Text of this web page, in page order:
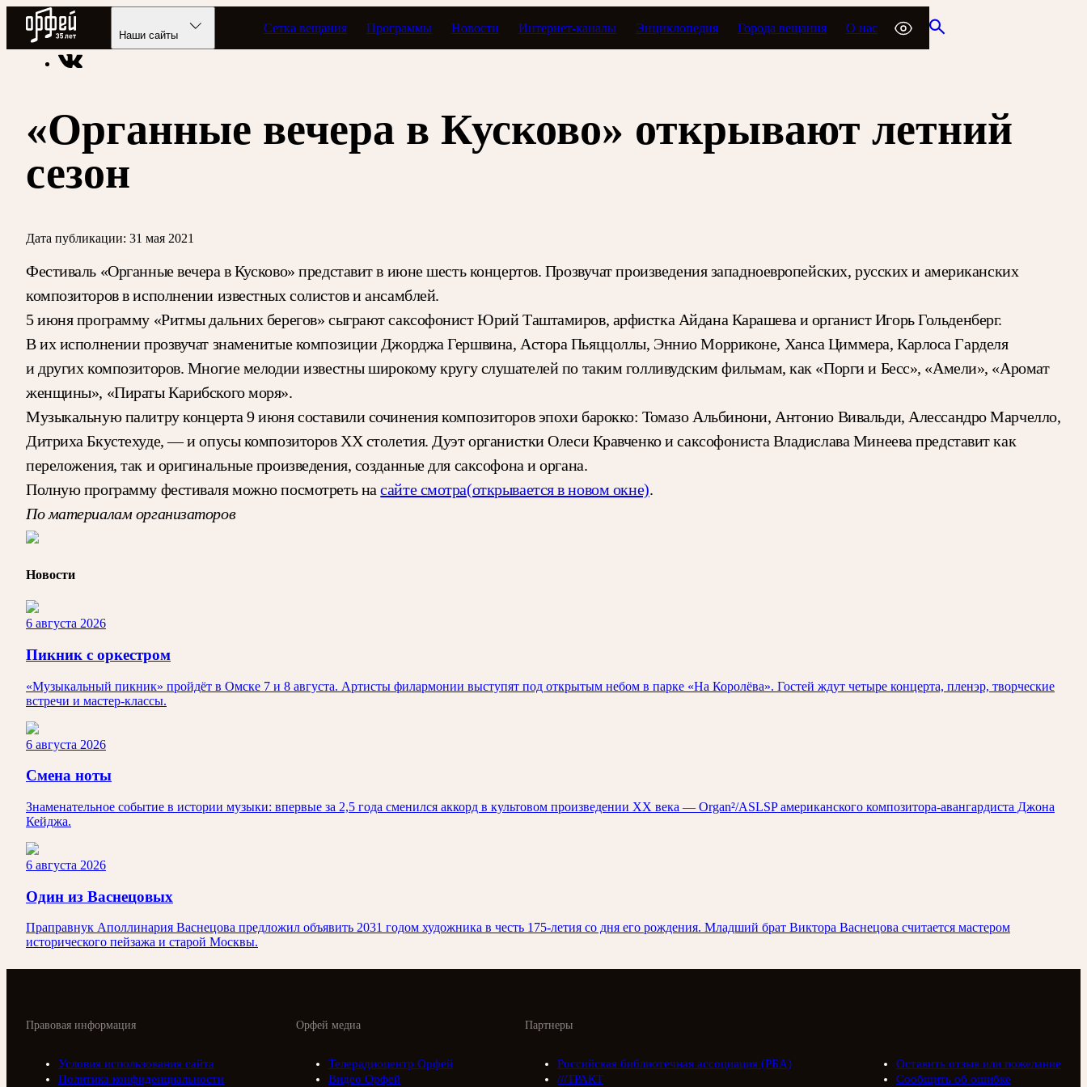
Радио Орфей
Наши сайты
Сетка вещания Программы Новости Интернет-каналы Энциклопедия Города вещания О нас
Радио классической музыки «Орфей» Новости
«Органные вечера в Кусково» открывают летний
сезон
Дата публикации: 31 мая 2021
Фестиваль «Органные вечера в Кусково» представит в июне шесть концертов. Прозвучат произведения западноевропейских, русских и американских
композиторов в исполнении известных солистов и ансамблей.
5 июня программу «Ритмы дальних берегов» сыграют саксофонист Юрий Таштамиров, арфистка Айдана Карашева и органист Игорь Гольденберг.
В их исполнении прозвучат знаменитые композиции Джорджа Гершвина, Астора Пьяццоллы, Эннио Морриконе, Ханса Циммера, Карлоса Гарделя
и других композиторов. Многие мелодии известны широкому кругу слушателей по таким голливудским фильмам, как «Порги и Бесс», «Амели», «Аромат
женщины», «Пираты Карибского моря».
Музыкальную палитру концерта 9 июня составили сочинения композиторов эпохи барокко: Томазо Альбинони, Антонио Вивальди, Алессандро Марчелло,
Дитриха Бкустехуде, — и опусы композиторов XX столетия. Дуэт органистки Олеси Кравченко и саксофониста Владислава Минеева представит как
переложения, так и оригинальные произведения, созданные для саксофона и органа.
Полную программу фестиваля можно посмотреть насайте смотра(открывается в новом окне).
По материалам организаторов
Новости
6 августа 2026
Пикник с оркестром
«Музыкальный пикник» пройдёт в Омске 7 и 8 августа. Артисты филармонии выступят под открытым небом в парке «На Королёва». Гостей ждут четыре концерта, пленэр, творческие
встречи и мастер-классы.
6 августа 2026
Смена ноты
Знаменательное событие в истории музыки: впервые за 2,5 года сменился аккорд в культовом произведении XX века — Organ²/ASLSP американского композитора-авангардиста Джона
Кейджа.
6 августа 2026
Один из Васнецовых
Праправнук Аполлинария Васнецова предложил объявить 2031 годом художника в честь 175-летия со дня его рождения. Младший брат Виктора Васнецова считается мастером
исторического пейзажа и старой Москвы.
Орфей медиа
Телерадиоцентр Орфей
Видео Орфей
Партнеры
Российская библиотечная ассоциация (РБА)
///ТРАКТ
Правовая информация
Условия использования сайта
Политика конфиденциальности
Оставить отзыв или пожелание
Сообщить об ошибке